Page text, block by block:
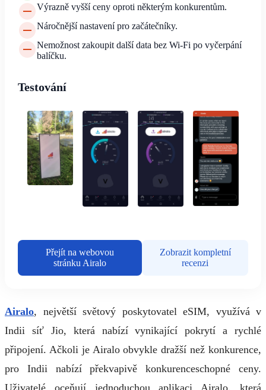
Výrazně vyšší ceny oproti některým konkurentům.
Náročnější nastavení pro začátečníky.
Nemožnost zakoupit další data bez Wi-Fi po vyčerpání
balíčku.
Testování
Přejít na webovou
stránku Airalo
Zobrazit kompletní
recenzi
Airalo, největší světový poskytovatel eSIM, využívá v
Indii síť Jio, která nabízí vynikající pokrytí a rychlé
připojení. Ačkoli je Airalo obvykle dražší než konkurence,
pro Indii nabízí překvapivě konkurenceschopné ceny.
Uživatelé oceňují jednoduchou aplikaci Airalo, která